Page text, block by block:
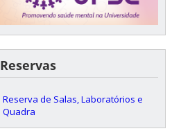
Reservas
Reserva de Salas, Laboratórios e
Quadra